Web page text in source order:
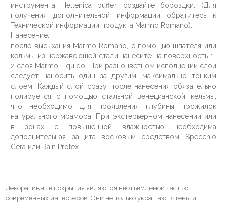
инструмента Hellenica buffer, создайте бороздки. (Для
получения дополнительной информации обратитесь к
Технической информации продукта Marmo Romano).
Нанесение:
после высыхания Marmo Romano, с помощью шпателя или
кельмы из нержавеющей стали нанесите на поверхность 1-
2 слоя Marmo Liquido. При разноцветном исполнении слои
следует наносить один за другим, максимально тонким
слоем. Каждый слой сразу после нанесения обязательно
полируется с помощью стальной венецианской кельмы,
что необходимо для проявления глубины прожилок
натурального мрамора. При экстерьерном нанесении или
в зонах с повышенной влажностью необходима
дополнительная защита восковым средством Specchio
Cera или Rain Protex.
Декоративные покрытия являются неотъемлемой частью
современных интерьеров. Они не только украшают стены и